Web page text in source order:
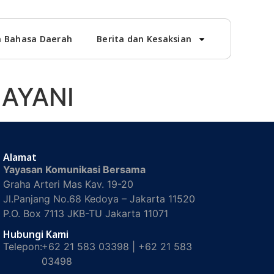
Bahasa Daerah Berita dan Kesaksian
Alamat
Yayasan Komunikasi Bersama
Graha Arteri Mas Kav. 19-20
Jl.Panjang No.68 Kedoya – Jakarta 11520
P.O. Box 7113 JKB-TU Jakarta 11071
Hubungi Kami
Telepon:+62 21 583 03398 | +62 21 583
03498